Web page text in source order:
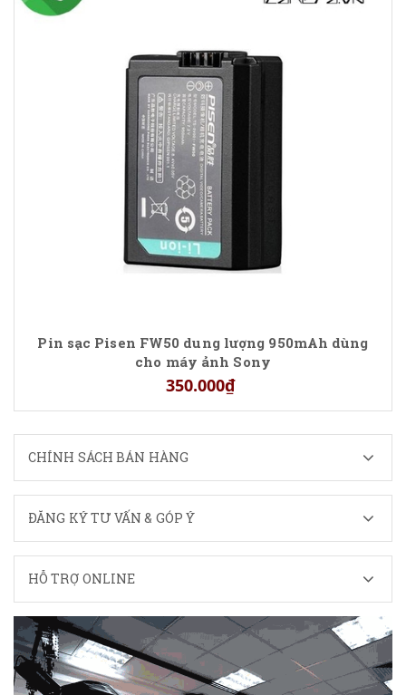
Pin sạc Pisen FW50 dung lượng 950mAh dùng
cho máy ảnh Sony
350.000₫
CHÍNH SÁCH BÁN HÀNG
ĐĂNG KÝ TƯ VẤN & GÓP Ý
HỖ TRỢ ONLINE